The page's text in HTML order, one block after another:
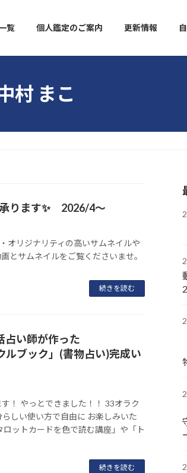
覧 個人鑑定のご案内 更新情報
村 まこ
ります✨ 2026/4～
オリジナリティの高いサムネイルや
とサムネイルをご覧くださいませ。
続きを読む
占い師が作った
ルブック」(書物占い)完成い
！ やっとできました！！ 33オラク
しい使い方で自由に お楽しみいた
ットカードを色で読む講座」や「ト
続きを読む